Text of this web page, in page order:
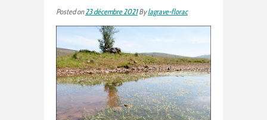
Posted on23 décembre 2021Bylagrave-florac